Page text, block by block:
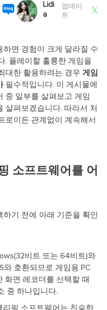
Lidi
a
업데이
트

면 경험이 크게 달라질 수
. 플레이할 훌륭한 게임을
대한 활용하려는 경우 게임
필수적입니다. 이 게시물에
중 일부를 살펴보고 게임
살펴보겠습니다. 따라서 처
로이든 관계없이 계속해서
소프트웨어를 어
기 전에 아래 기준을 확인
비트 또는 64비트)와
와 호환되므로 게임용 PC
화면 레코더를 선택할 때
중 하나입니다.
핑 소프트웨어는 친숙한